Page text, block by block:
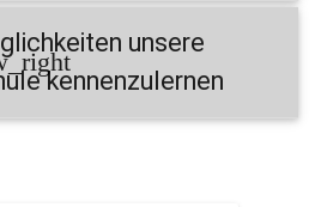
unsere
kennenzulernen